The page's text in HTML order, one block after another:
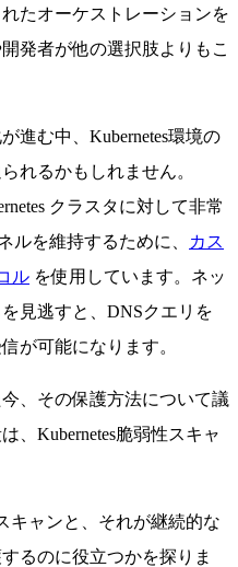
たオーケストレーションを
発者が他の選択肢よりもこ
進む中、Kubernetes環境の
れるかもしれません。
クラスタに対して非常
ルを維持するために、
カス
ル を使用しています。ネッ
見逃すと、DNSクエリを
が可能になります。
、その保護方法について議
、Kubernetes脆弱性スキャ
キャンと、それが継続的な
るのに役立つかを探りま